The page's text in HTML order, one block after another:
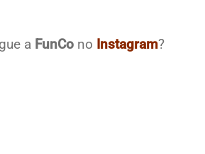
a FunCo no Instagram?